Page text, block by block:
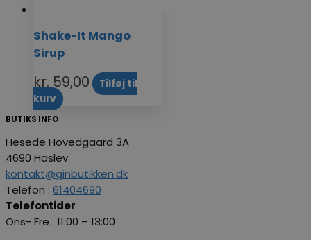
Shake-It Mango
Sirup
kr. 59,00
Tilføj til
kurv
BUTIKS INFO
Hesede Hovedgaard 3A
4690 Haslev
kontakt@ginbutikken.dk
Telefon : 61404690
Telefontider
Ons- Fre : 11:00 – 13:00